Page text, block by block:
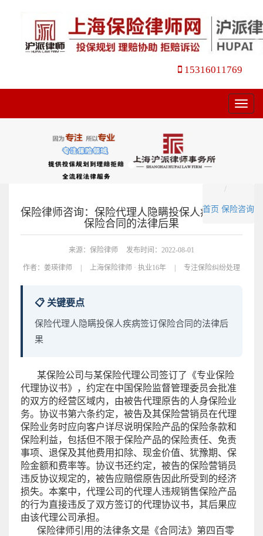
15316011769
菜
单
首页 保险咨询
保险律师咨询：保险代理人隐瞒投保人疾病签订
保险合同的法律后果
来源：保险律师 发布时间：2022-08-01
作者： 姜瑛律师 | 上海保险律师 · 执业16年 | 专注保险纠纷处理
📋 关键要点
保险代理人隐瞒投保人疾病签订保险合同的法律后
果
某保险公司与某保险代理公司签订了《专业保险
代理协议书》，约定在中国保险监督管理委员会批准
的双方的经营区域内，由被告代理原告的人身保险业
务。协议书第六条约定，被告及其保险营销员在代理
保险业务时应向客户详尽说明保险产品的保险条款和
保险利益，包括但不限于保险产品的保险责任、免责
事项、退保及其他费用扣除、现金价值、犹豫期、保
险金额和费率等。协议书还约定，被告的保险营销员
违反协议规定的，被告应赔偿原告因此所受到的经济
损失。本案中，代理公司的代理人违规销售保险产品
的行为直接违反了双方签订的代理协议书，其后果应
由该代理公司承担。
保险律师引用的法律条文是《合同法》第四百零